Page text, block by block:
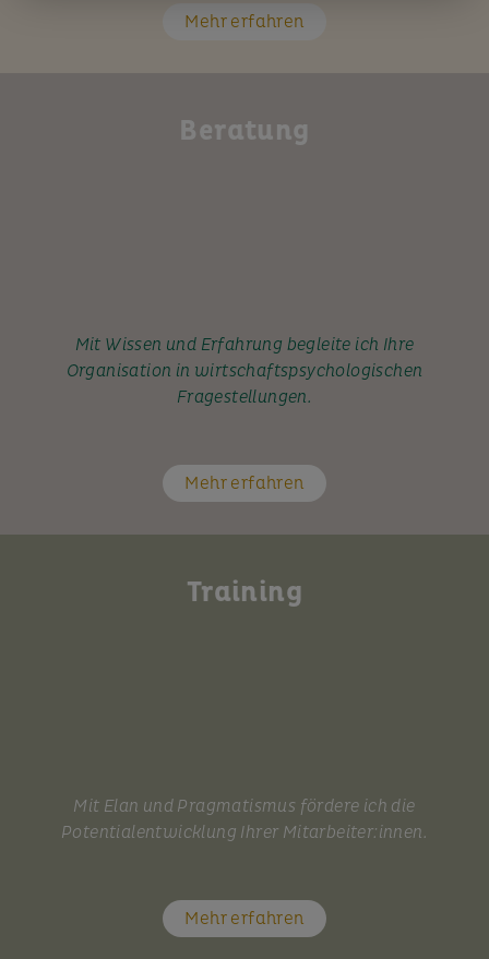
Mehr erfahren
Beratung
Mit Wissen und Erfahrung begleite ich Ihre
Organisation in wirtschaftspsychologischen
Fragestellungen.
Mehr erfahren
Training
Mit Elan und Pragmatismus fördere ich die
Potentialentwicklung Ihrer Mitarbeiter:innen.
Mehr erfahren